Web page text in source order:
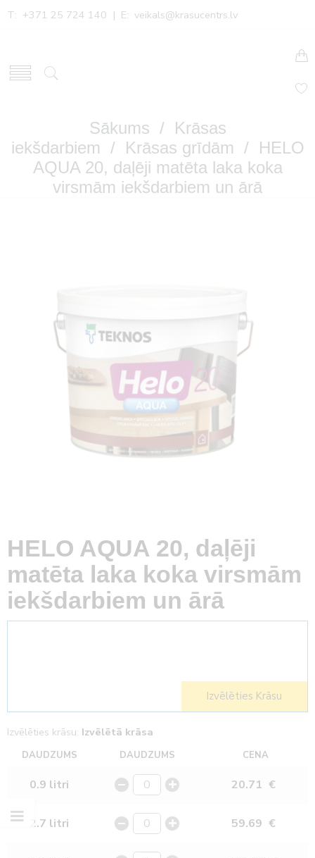
T: +371 25 724 140 | E: veikals@krasucentrs.lv
Sākums / Krāsas
iekšdarbiem / Krāsas grīdām / HELO
AQUA 20, daļēji matēta laka koka
virsmām iekšdarbiem un ārā
HELO AQUA 20, daļēji
matēta laka koka virsmām
iekšdarbiem un ārā
Izvēlēties Krāsu
Izvēlēties krāsu: Izvēlētā krāsa
DAUDZUMS DAUDZUMS CENA
0.9 litri 20.71 €
2.7 litri 59.69 €